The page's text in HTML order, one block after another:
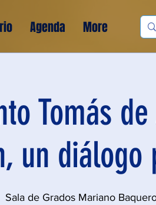
Agenda More
Tomás
un diálogo
Sala de Grados Mariano Baquero